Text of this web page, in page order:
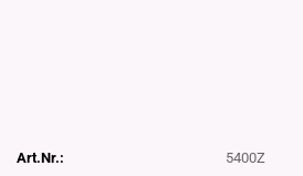
Art.Nr.:
5400Z